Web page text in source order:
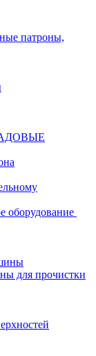
патроны,
оборудование
для прочистки